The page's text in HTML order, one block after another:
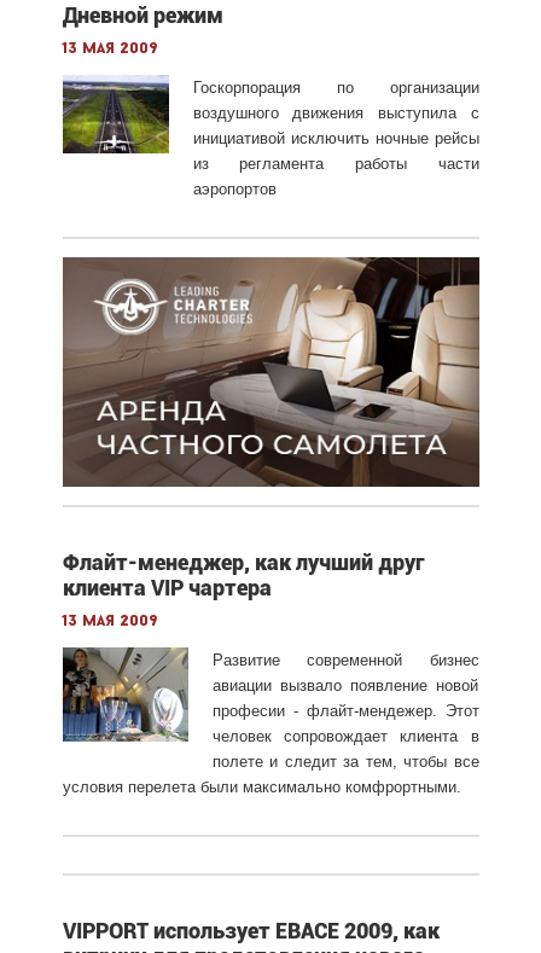
Дневной режим
13 мая 2009
Госкорпорация по организации
воздушного движения выступила с
инициативой исключить ночные рейсы
из регламента работы части
аэропортов
Флайт-менеджер, как лучший друг
клиента VIP чартера
13 мая 2009
Развитие современной бизнес
авиации вызвало появление новой
професии - флайт-мендежер. Этот
человек сопровождает клиента в
полете и следит за тем, чтобы все
условия перелета были максимально комфрортными.
VIPPORT использует EBACE 2009, как